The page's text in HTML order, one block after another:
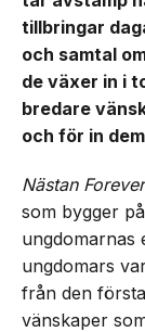
tillbringar
och samtal
de växer in i
bredare
och för in
Nästan
som bygger
ungdomarnas
ungdomars
från den
vänskaper